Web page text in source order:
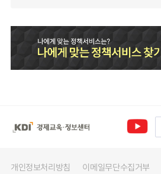
개인정보처리방침 이메일무단수집거부